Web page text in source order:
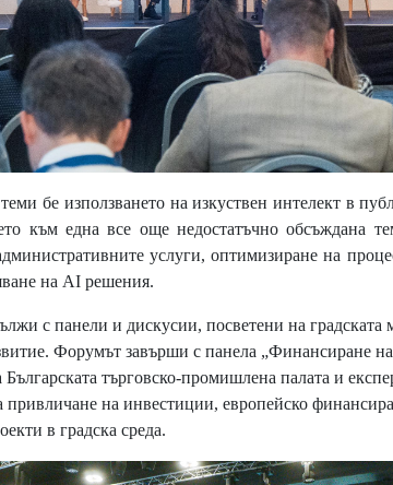
бе използването на изкуствен интелект в
към една все още недостатъчно обсъждана
услуги, оптимизиране на
на AI решения.
с панели и дискусии, посветени на градската
Форумът завърши с панела „Финансиране
Българската търговско-промишлена палата и
привличане на инвестиции, европейско
в градска среда.